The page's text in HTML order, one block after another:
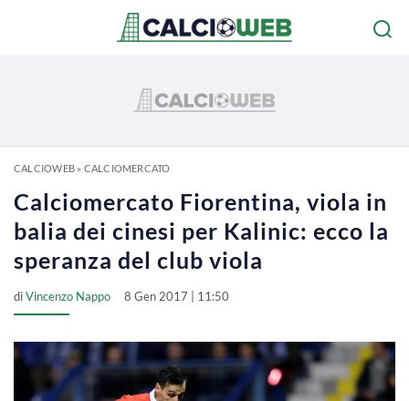
CALCIOWEB» CALCIOMERCATO
Calciomercato Fiorentina, viola in
balia dei cinesi per Kalinic: ecco la
speranza del club viola
diVincenzo Nappo 8 Gen 2017 | 11:50